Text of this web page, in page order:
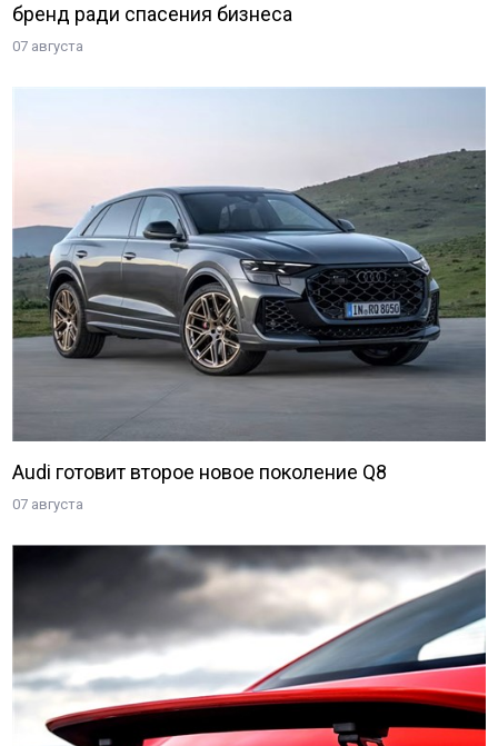
бренд ради спасения бизнеса
07 августа
Audi готовит второе новое поколение Q8
07 августа